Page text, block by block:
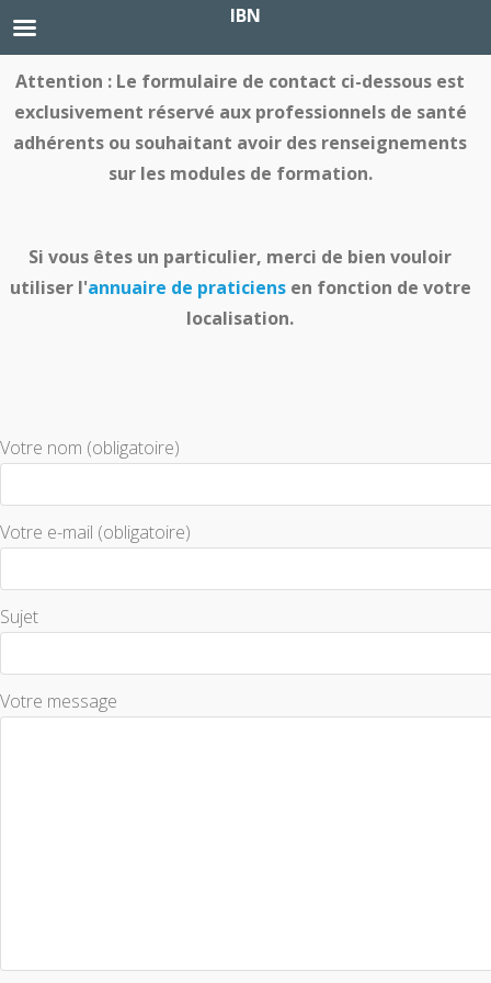
Attention : Le formulaire de contact ci-dessous est
exclusivement réservé aux professionnels de santé
adhérents ou souhaitant avoir des renseignements
sur les modules de formation.
Si vous êtes un particulier, merci de bien vouloir
utiliser l'annuaire de praticiensen fonction de votre
localisation.
Votre nom (obligatoire)
Votre e-mail (obligatoire)
Sujet
Votre message
IBN